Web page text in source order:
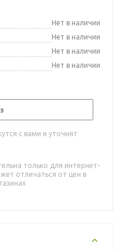
Нет в наличии
Нет в наличии
Нет в наличии
Нет в наличии
с вами и уточнят
только для интернет-
отличаться от цен в